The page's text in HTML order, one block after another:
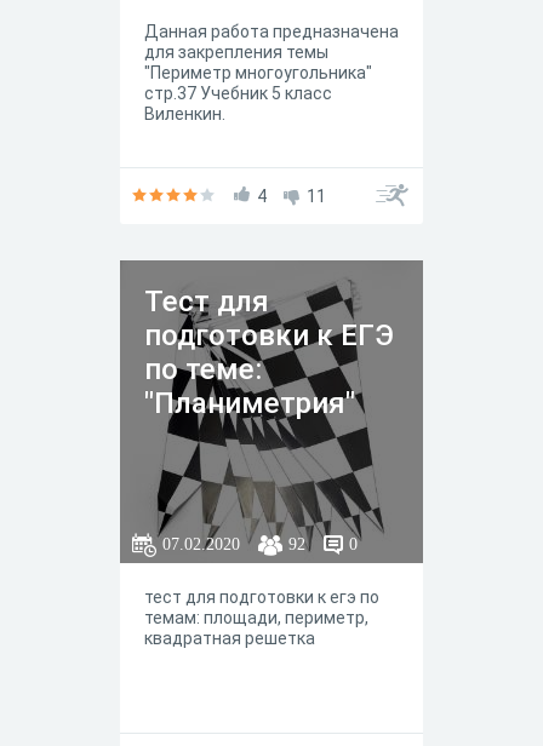
Данная работа предназначена
для закрепления темы
"Периметр многоугольника"
стр.37 Учебник 5 класс
Виленкин.
4 11
Тест для
подготовки к ЕГЭ
по теме:
"Планиметрия"
07.02.2020 92 0
тест для подготовки к егэ по
темам: площади, периметр,
квадратная решетка